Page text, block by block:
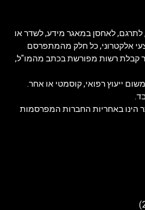
לתרגם, לאחסן במאגר מידע, לשדר או
אלקטרוני, כל חלק מהמתפרסם
קבלת רשות מפורשת בכתב מהמו"ל,
ייעוץ רפואי, קוסמטי או אחר.
הינו באחריות החברות המפרסמות